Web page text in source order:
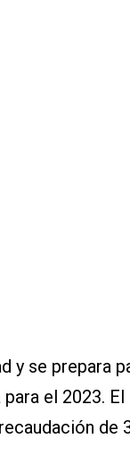
y se prepara
el 2023.
de